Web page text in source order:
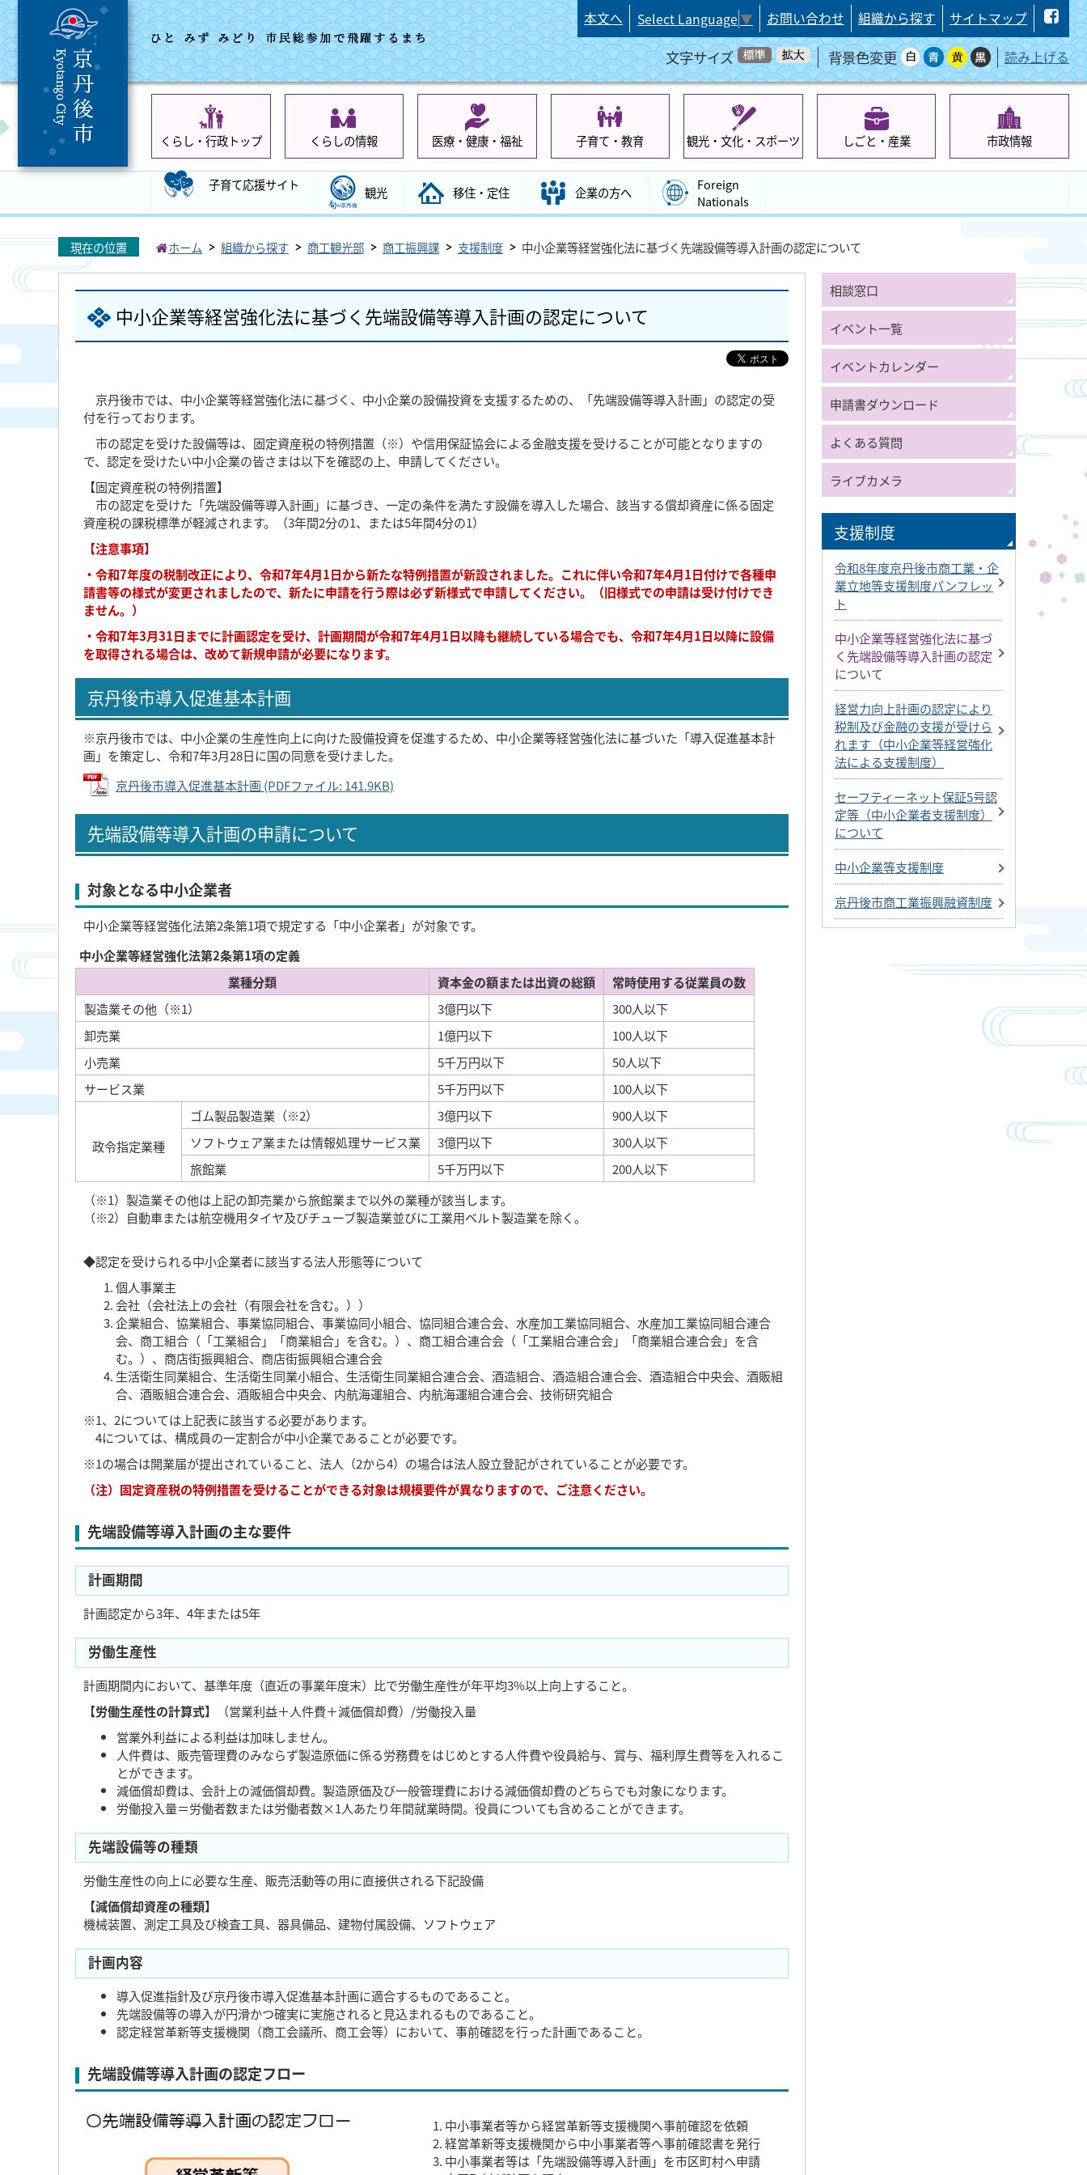
本文へ Select Language▼ お問い合わせ 組織から探す サイトマップ
文字サイズ 背景色変更 読み上げる
くらし・行政トップ くらしの情報 医療・健康・福祉 子育て・教育 観光・文化・スポーツ しごと・産業 市政情報
子育て応援サイト 観光 移住・定住 企業の方へ
Foreign
Nationals
現在の位置 ホーム 組織から探す 商工観光部 商工振興課 支援制度 中小企業等経営強化法に基づく先端設備等導入計画の認定について
中小企業等経営強化法に基づく先端設備等導入計画の認定について
京丹後市では、中小企業等経営強化法に基づく、中小企業の設備投資を支援するための、「先端設備等導入計画」の認定の受
付を行っております。
市の認定を受けた設備等は、固定資産税の特例措置（※）や信用保証協会による金融支援を受けることが可能となりますの
で、認定を受けたい中小企業の皆さまは以下を確認の上、申請してください。
【固定資産税の特例措置】
市の認定を受けた「先端設備等導入計画」に基づき、一定の条件を満たす設備を導入した場合、該当する償却資産に係る固定
資産税の課税標準が軽減されます。（3年間2分の1、または5年間4分の1）
【注意事項】
・令和7年度の税制改正により、令和7年4月1日から新たな特例措置が新設されました。これに伴い令和7年4月1日付けで各種申
請書等の様式が変更されましたので、新たに申請を行う際は必ず新様式で申請してください。（旧様式での申請は受け付けでき
ません。）
・令和7年3月31日までに計画認定を受け、計画期間が令和7年4月1日以降も継続している場合でも、令和7年4月1日以降に設備
を取得される場合は、改めて新規申請が必要になります。
京丹後市導入促進基本計画
※京丹後市では、中小企業の生産性向上に向けた設備投資を促進するため、中小企業等経営強化法に基づいた「導入促進基本計
画」を策定し、令和7年3月28日に国の同意を受けました。
京丹後市導入促進基本計画 (PDFファイル: 141.9KB)
先端設備等導入計画の申請について
対象となる中小企業者
中小企業等経営強化法第2条第1項で規定する「中小企業者」が対象です。
中小企業等経営強化法第2条第1項の定義
業種分類
資本金の額または出資の総額
常時使用する従業員の数
製造業その他（※1）
3億円以下
300人以下
卸売業
1億円以下
100人以下
小売業
5千万円以下
50人以下
サービス業
5千万円以下 100人以下
政令指定業種
ゴム製品製造業（※2） 3億円以下
900人以下
ソフトウェア業または情報処理サービス業
3億円以下
300人以下
旅館業
5千万円以下
200人以下
（※1）製造業その他は上記の卸売業から旅館業まで以外の業種が該当します。
（※2）自動車または航空機用タイヤ及びチューブ製造業並びに工業用ベルト製造業を除く。
◆認定を受けられる中小企業者に該当する法人形態等について
個人事業主
会社（会社法上の会社（有限会社を含む。））
企業組合、協業組合、事業協同組合、事業協同小組合、協同組合連合会、水産加工業協同組合、水産加工業協同組合連合
会、商工組合（「工業組合」「商業組合」を含む。）、商工組合連合会（「工業組合連合会」「商業組合連合会」を含
む。）、商店街振興組合、商店街振興組合連合会
生活衛生同業組合、生活衛生同業小組合、生活衛生同業組合連合会、酒造組合、酒造組合連合会、酒造組合中央会、酒販組
合、酒販組合連合会、酒販組合中央会、内航海運組合、内航海運組合連合会、技術研究組合
※1、2については上記表に該当する必要があります。
4については、構成員の一定割合が中小企業であることが必要です。
※1の場合は開業届が提出されていること、法人（2から4）の場合は法人設立登記がされていることが必要です。
（注）固定資産税の特例措置を受けることができる対象は規模要件が異なりますので、ご注意ください。
先端設備等導入計画の主な要件
計画期間
計画認定から3年、4年または5年
労働生産性
計画期間内において、基準年度（直近の事業年度末）比で労働生産性が年平均3%以上向上すること。
【労働生産性の計算式】
（営業利益＋人件費＋減価償却費）/労働投入量
営業外利益による利益は加味しません。
人件費は、販売管理費のみならず製造原価に係る労務費をはじめとする人件費や役員給与、賞与、福利厚生費等を入れるこ
とができます。
減価償却費は、会計上の減価償却費。製造原価及び一般管理費における減価償却費のどちらでも対象になります。
労働投入量＝労働者数または労働者数×1人あたり年間就業時間。役員についても含めることができます。
先端設備等の種類
労働生産性の向上に必要な生産、販売活動等の用に直接供される下記設備
【減価償却資産の種類】
機械装置、測定工具及び検査工具、器具備品、建物付属設備、ソフトウェア
計画内容
導入促進指針及び京丹後市導入促進基本計画に適合するものであること。
先端設備等の導入が円滑かつ確実に実施されると見込まれるものであること。
認定経営革新等支援機関（商工会議所、商工会等）において、事前確認を行った計画であること。
先端設備等導入計画の認定フロー
中小事業者等から経営革新等支援機関へ事前確認を依頼
経営革新等支援機関から中小事業者等へ事前確認書を発行
中小事業者等は「先端設備等導入計画」を市区町村へ申請
相談窓口
イベント一覧
イベントカレンダー
申請書ダウンロード
よくある質問
ライブカメラ
支援制度
令和8年度京丹後市商工業・企
業立地等支援制度パンフレッ
ト
中小企業等経営強化法に基づ
く先端設備等導入計画の認定
について
経営力向上計画の認定により
税制及び金融の支援が受けら
れます（中小企業等経営強化
法による支援制度）
セーフティーネット保証5号認
定等（中小企業者支援制度）
について
中小企業等支援制度
京丹後市商工業振興融資制度